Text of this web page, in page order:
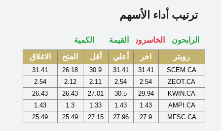
ترتيب أداء الأسهم
رويتر اخر أعلي أقل الفتح الاغلاق
SCEM.CA
31.41
31.41
30.9
26.18
31.41
ZEOT.CA
2.54
2.54
2.11
2.12
2.54
KWIN.CA
29.94
30.5
27.01
26.43
26.43
AMPI.CA
1.43
1.43
1.33
1.3
1.43
MFSC.CA
27.9
27.96
27.15
25.49
25.49